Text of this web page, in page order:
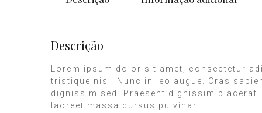
Descrição
Lorem ipsum dolor sit amet, consectetur
tristique nisi. Nunc in leo augue. Cras
dignissim sed. Praesent dignissim
laoreet massa cursus pulvinar.